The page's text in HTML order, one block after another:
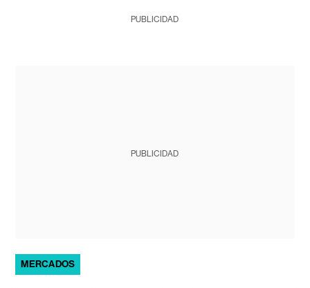
PUBLICIDAD
PUBLICIDAD
MERCADOS